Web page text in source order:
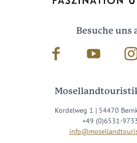
Besuche uns
Facebook Youtube
Kordelweg 1 | 54470
+49 (0)6531-